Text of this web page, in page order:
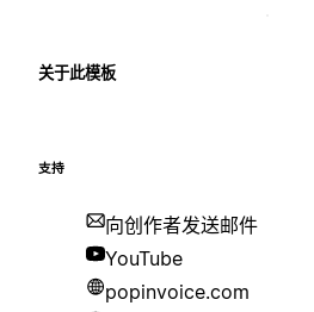
关于此模板
支持
向创作者发送邮件
YouTube
popinvoice.com